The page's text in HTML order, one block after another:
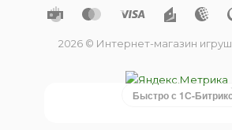
2026 © Интернет-магазин
Быстро с 1С-Битрикс